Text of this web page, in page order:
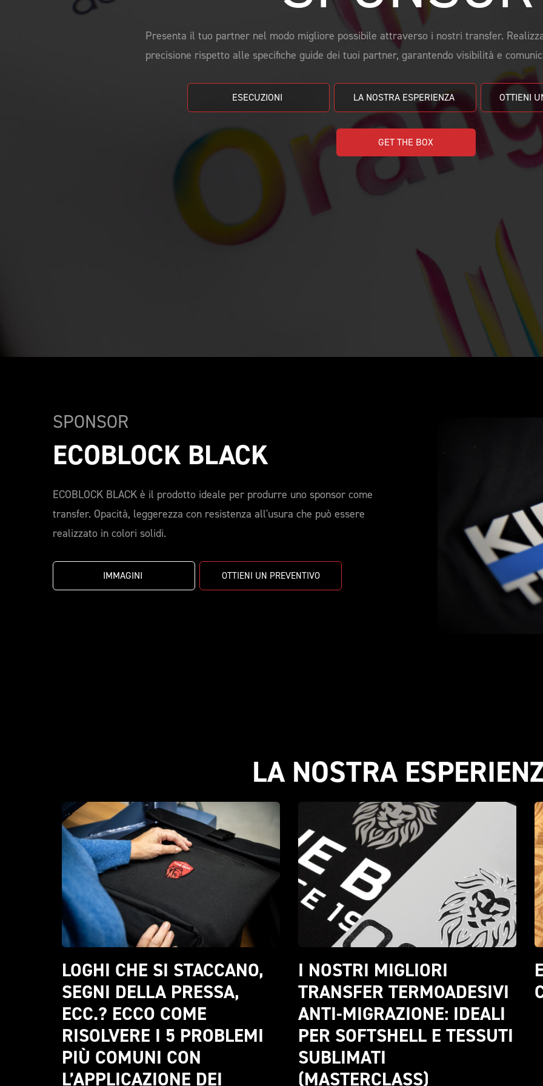
Presenta il tuo partner nel modo migliore possibile attraverso i nostri transfer.
precisione rispetto alle specifiche guide dei tuoi partner, garantendo visibilità e
ESECUZIONI LA NOSTRA ESPERIENZA
GET THE BOX
SPONSOR
ECOBLOCK BLACK
ECOBLOCK BLACK è il prodotto ideale per produrre uno sponsor come
transfer. Opacità, leggerezza con resistenza all'usura che può essere
realizzato in colori solidi.
IMMAGINI OTTIENI UN PREVENTIVO
LA NOSTRA
LOGHI CHE SI STACCANO,
SEGNI DELLA PRESSA,
ECC.? ECCO COME
RISOLVERE I 5 PROBLEMI
PIÙ COMUNI CON
L’APPLICAZIONE DEI
I NOSTRI MIGLIORI
TRANSFER TERMOADESIVI
ANTI-MIGRAZIONE: IDEALI
PER SOFTSHELL E TESSUTI
SUBLIMATI
(MASTERCLASS)